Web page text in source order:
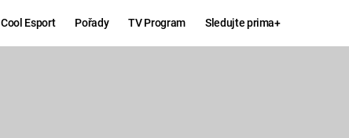
Cool Esport Pořady TV Program Sledujte prima+